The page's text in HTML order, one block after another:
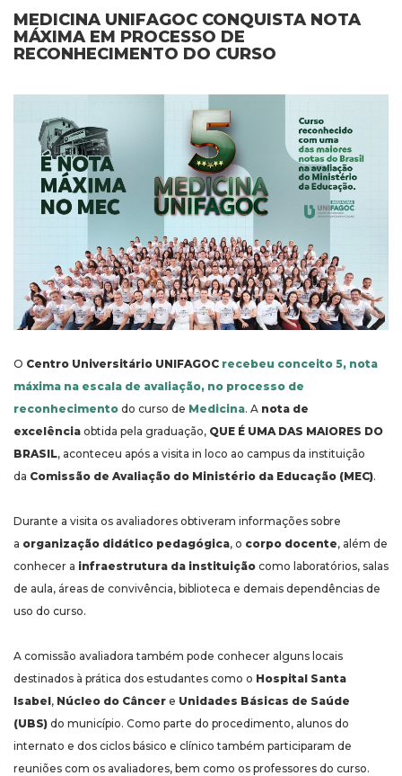
MEDICINA UNIFAGOC CONQUISTA NOTA
MÁXIMA EM PROCESSO DE
RECONHECIMENTO DO CURSO
O Centro Universitário UNIFAGOC recebeu conceito 5, nota
máxima na escala de avaliação, no processo de
reconhecimento do curso de Medicina. A nota de
excelência obtida pela graduação, QUE É UMA DAS MAIORES DO
BRASIL, aconteceu após a visita in loco ao campus da instituição
da Comissão de Avaliação do Ministério da Educação (MEC).
Durante a visita os avaliadores obtiveram informações sobre
a organização didático pedagógica, o corpo docente, além de
conhecer a infraestrutura da instituição como laboratórios, salas
de aula, áreas de convivência, biblioteca e demais dependências de
uso do curso.
A comissão avaliadora também pode conhecer alguns locais
destinados à prática dos estudantes como o Hospital Santa
Isabel, Núcleo do Câncer e Unidades Básicas de Saúde
(UBS) do município. Como parte do procedimento, alunos do
internato e dos ciclos básico e clínico também participaram de
reuniões com os avaliadores, bem como os professores do curso.